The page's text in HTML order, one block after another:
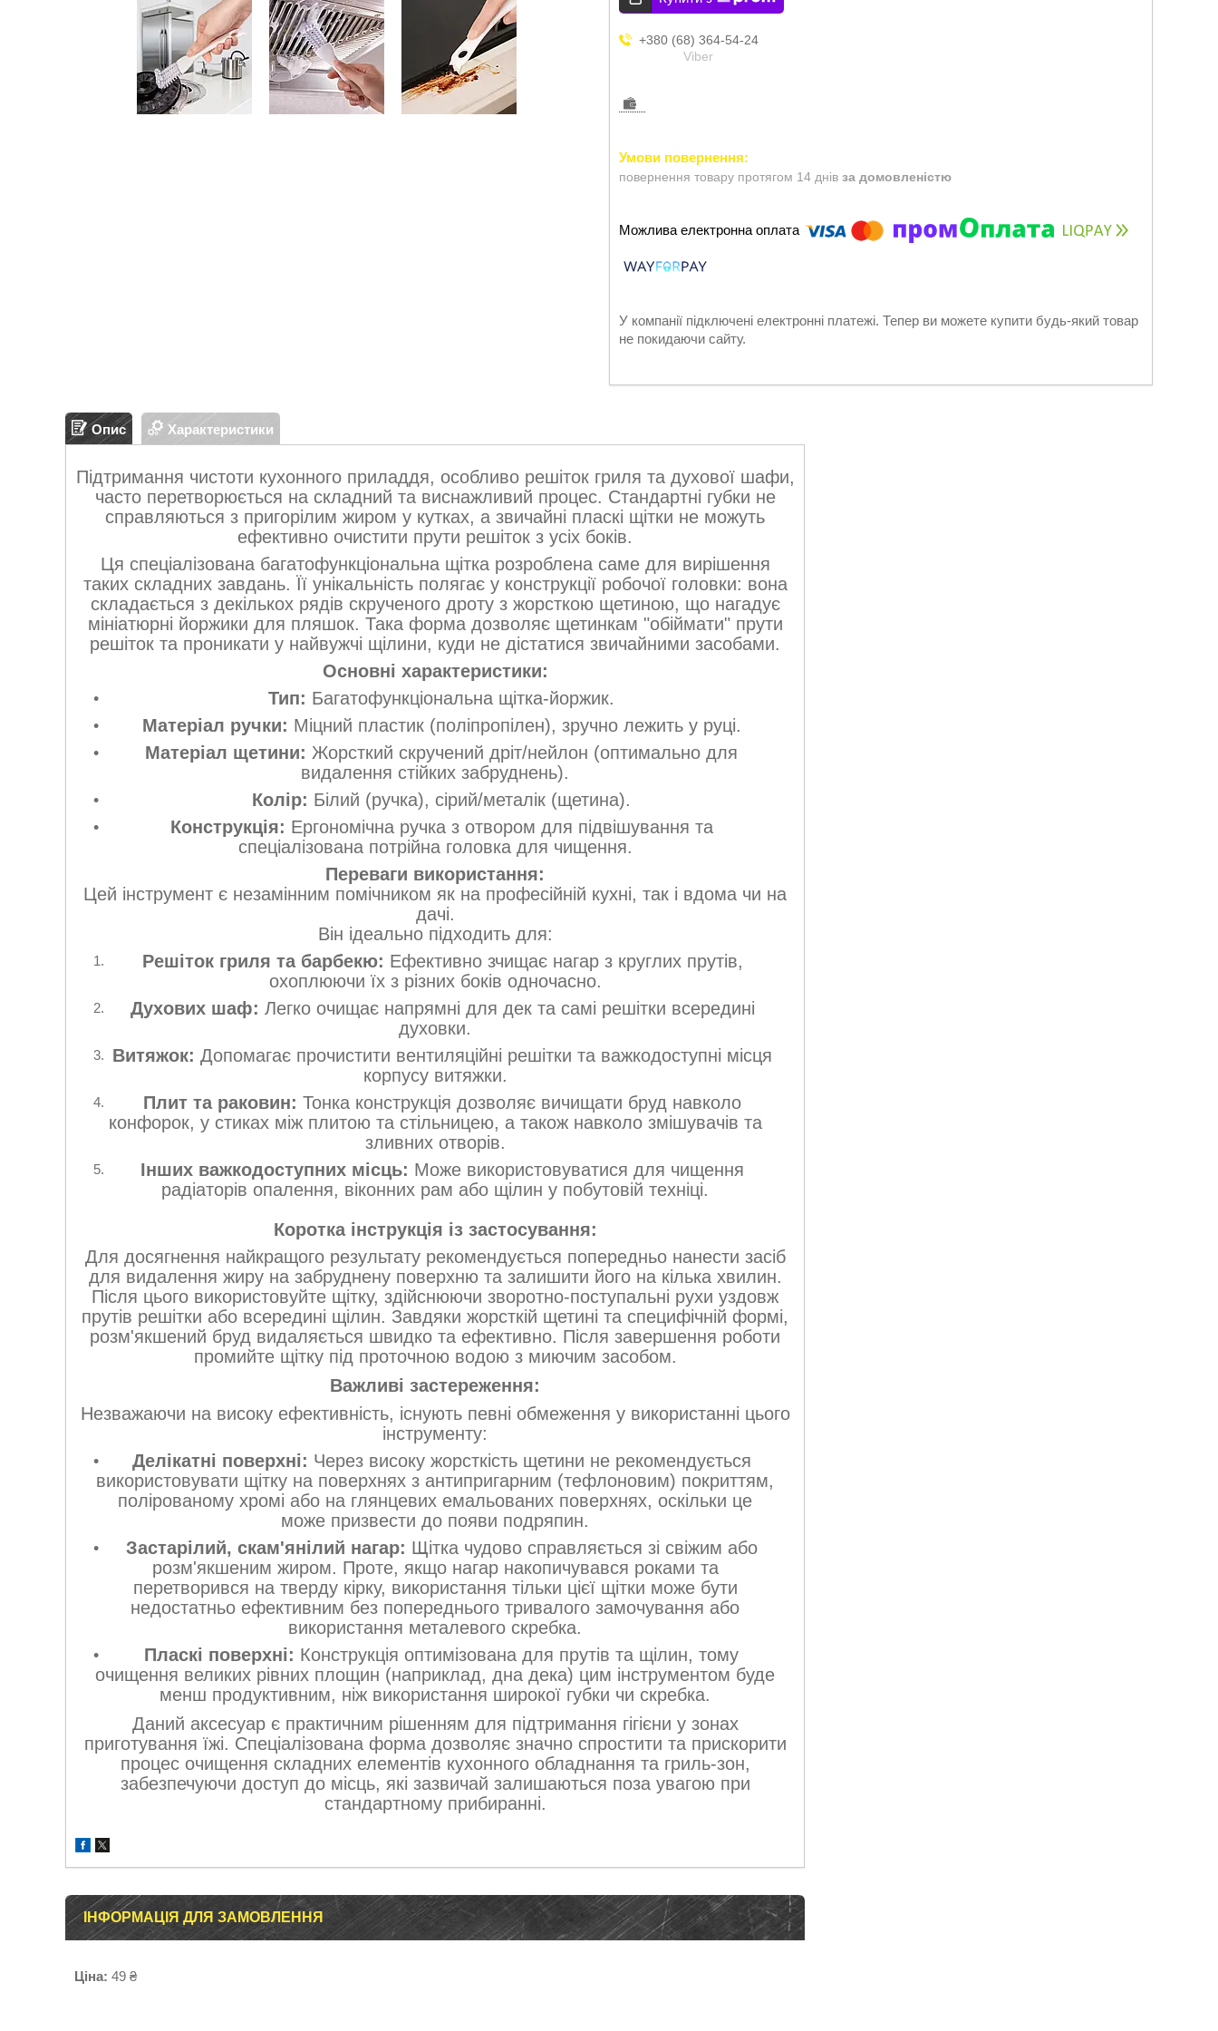
+380 (68) 364-54-24
Viber
повернення товару протягом 14 днів за домовленістю
У компанії підключені електронні платежі. Тепер ви можете купити будь-який товар
не покидаючи сайту.
Опис Характеристики
Підтримання чистоти кухонного приладдя, особливо решіток гриля та духової шафи,
часто перетворюється на складний та виснажливий процес. Стандартні губки не
справляються з пригорілим жиром у кутках, а звичайні пласкі щітки не можуть
ефективно очистити прути решіток з усіх боків.
Ця спеціалізована багатофункціональна щітка розроблена саме для вирішення
таких складних завдань. Її унікальність полягає у конструкції робочої головки: вона
складається з декількох рядів скрученого дроту з жорсткою щетиною, що нагадує
мініатюрні йоржики для пляшок. Така форма дозволяє щетинкам "обіймати" прути
решіток та проникати у найвужчі щілини, куди не дістатися звичайними засобами.
Основні характеристики:
Тип: Багатофункціональна щітка-йоржик.
Матеріал ручки: Міцний пластик (поліпропілен), зручно лежить у руці.
Матеріал щетини: Жорсткий скручений дріт/нейлон (оптимально для
видалення стійких забруднень).
Колір: Білий (ручка), сірий/металік (щетина).
Конструкція: Ергономічна ручка з отвором для підвішування та
спеціалізована потрійна головка для чищення.
Переваги використання:
Цей інструмент є незамінним помічником як на професійній кухні, так і вдома чи на
дачі.
Він ідеально підходить для:
Решіток гриля та барбекю: Ефективно зчищає нагар з круглих прутів,
охоплюючи їх з різних боків одночасно.
Духових шаф: Легко очищає напрямні для дек та самі решітки всередині
духовки.
Витяжок: Допомагає прочистити вентиляційні решітки та важкодоступні місця
корпусу витяжки.
Плит та раковин: Тонка конструкція дозволяє вичищати бруд навколо
конфорок, у стиках між плитою та стільницею, а також навколо змішувачів та
зливних отворів.
Інших важкодоступних місць: Може використовуватися для чищення
радіаторів опалення, віконних рам або щілин у побутовій техніці.
Коротка інструкція із застосування:
Для досягнення найкращого результату рекомендується попередньо нанести засіб
для видалення жиру на забруднену поверхню та залишити його на кілька хвилин.
Після цього використовуйте щітку, здійснюючи зворотно-поступальні рухи уздовж
прутів решітки або всередині щілин. Завдяки жорсткій щетині та специфічній формі,
розм'якшений бруд видаляється швидко та ефективно. Після завершення роботи
промийте щітку під проточною водою з миючим засобом.
Важливі застереження:
Незважаючи на високу ефективність, існують певні обмеження у використанні цього
інструменту:
Делікатні поверхні: Через високу жорсткість щетини не рекомендується
використовувати щітку на поверхнях з антипригарним (тефлоновим) покриттям,
полірованому хромi або на глянцевих емальованих поверхнях, оскільки це
може призвести до появи подряпин.
Застарілий, скам'янілий нагар: Щітка чудово справляється зі свіжим або
розм'якшеним жиром. Проте, якщо нагар накопичувався роками та
перетворився на тверду кірку, використання тільки цієї щітки може бути
недостатньо ефективним без попереднього тривалого замочування або
використання металевого скребка.
Пласкі поверхні: Конструкція оптимізована для прутів та щілин, тому
очищення великих рівних площин (наприклад, дна дека) цим інструментом буде
менш продуктивним, ніж використання широкої губки чи скребка.
Даний аксесуар є практичним рішенням для підтримання гігієни у зонах
приготування їжі. Спеціалізована форма дозволяє значно спростити та прискорити
процес очищення складних елементів кухонного обладнання та гриль-зон,
забезпечуючи доступ до місць, які зазвичай залишаються поза увагою при
стандартному прибиранні.
ІНФОРМАЦІЯ ДЛЯ ЗАМОВЛЕННЯ
Ціна: 49 ₴